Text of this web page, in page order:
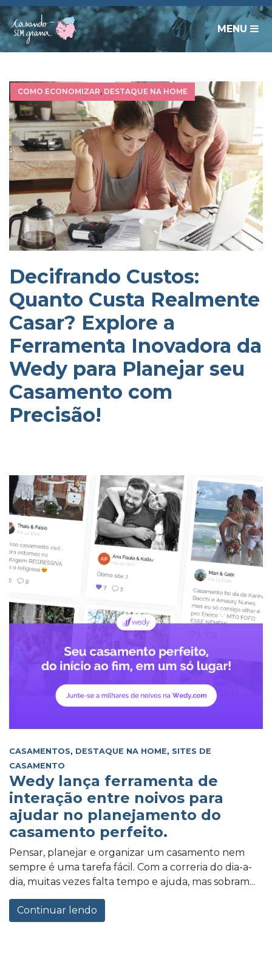
MENU
COMO ECONOMIZAR, DESTAQUE NA HOME
Decifrando Custos:
Quanto Custa Realmente
Casar? Explore a
Ferramenta Inovadora da
Wedy para Planejar seu
Casamento com
Precisão!
CASAMENTOS, DESTAQUE NA HOME, SITES DE
CASAMENTO
Wedy lança ferramenta de
interação entre noivos para
ajudar no planejamento do
casamento perfeito.
Pensar, planejar e organizar um casamento nem
sempre é uma tarefa fácil. Com a correria do dia-a-
dia, muitas vezes falta tempo e ajuda, mas sobram...
Continuar lendo